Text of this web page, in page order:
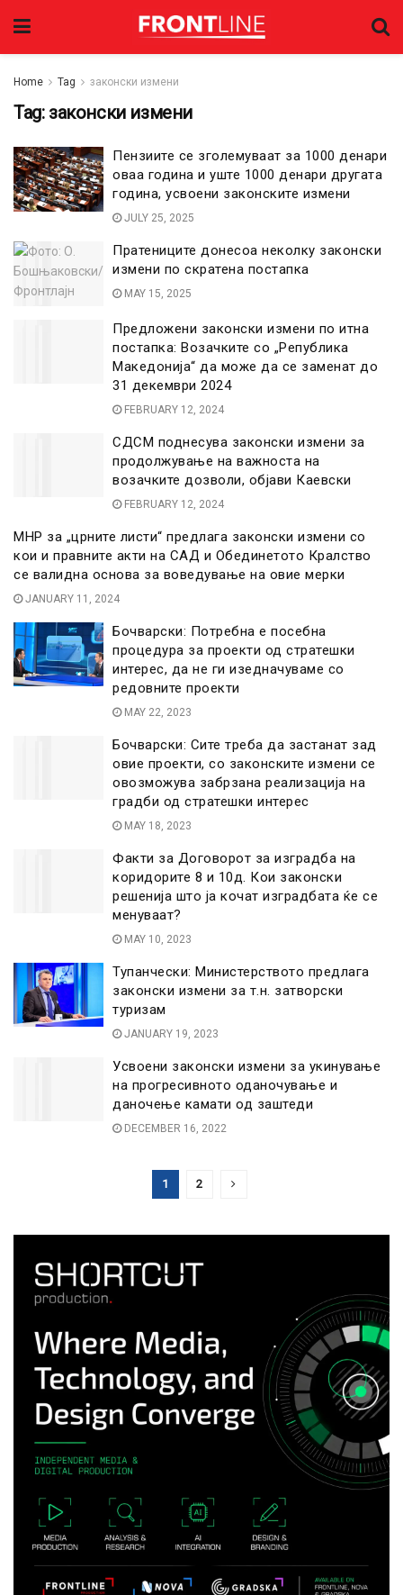
Home Tag законски измени
Tag: законски измени
Пензиите се зголемуваат за 1000 денари
оваа година и уште 1000 денари другата
година, усвоени законските измени
JULY 25, 2025
Пратениците донесоа неколку законски
измени по скратена постапка
MAY 15, 2025
Предложени законски измени по итна
постапка: Возачките со „Република
Македонија“ да може да се заменат до
31 декември 2024
FEBRUARY 12, 2024
СДСМ поднесува законски измени за
продолжување на важноста на
возачките дозволи, објави Каевски
FEBRUARY 12, 2024
МНР за „црните листи“ предлага законски измени со
кои и правните акти на САД и Обединетото Кралство
се валидна основа за воведување на овие мерки
JANUARY 11, 2024
Бочварски: Потребна е посебна
процедура за проекти од стратешки
интерес, да не ги изедначуваме со
редовните проекти
MAY 22, 2023
Бочварски: Сите треба да застанат зад
овие проекти, со законските измени се
овозможува забрзана реализација на
градби од стратешки интерес
MAY 18, 2023
Факти за Договорот за изградба на
коридорите 8 и 10д. Кои законски
решенија што ја кочат изградбата ќе се
менуваат?
MAY 10, 2023
Тупанчески: Министерството предлага
законски измени за т.н. затворски
туризам
JANUARY 19, 2023
Усвоени законски измени за укинување
на прогресивното оданочување и
даночење камати од заштеди
DECEMBER 16, 2022
1 2